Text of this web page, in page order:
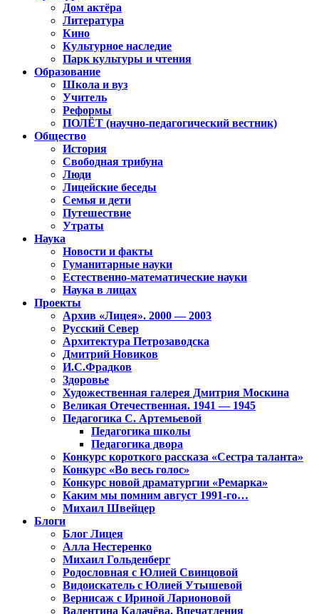
Дом актёра
Литература
Кино
Культурное наследие
Парк культуры и чтения
Образование
Школа и вуз
Учитель
Реформы
ПОЛЁТ (научно-педагогический вестник)
Общество
История
Свободная трибуна
Люди
Лицейские беседы
Семья и дети
Путешествие
Утраты
Наука
Новости и факты
Гуманитарные науки
Естественно-математические науки
Наука в лицах
Проекты
Архив «Лицея». 2000 — 2003
Русский Север
Архитектура Петрозаводска
Дмитрий Новиков
И.С.Фрадков
Здоровье
Художественная галерея Дмитрия Москина
Великая Отечественная. 1941 — 1945
Педагогика С. Артемьевой
Педагогика школы
Педагогика двора
Конкурс короткого рассказа «Сестра таланта»
Конкурс «Во весь голос»
Конкурс новой драматургии «Ремарка»
Каким мы помним август 1991-го…
Михаил Швейцер
Блоги
Блог Лицея
Алла Нестеренко
Михаил Гольденберг
Родословная с Юлией Свинцовой
Видоискатель с Юлией Утышевой
Вернисаж с Ириной Ларионовой
Валентина Калачёва. Впечатления